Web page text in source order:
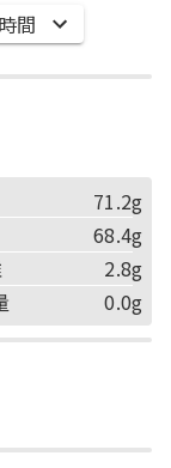
間
71.2g
68.4g
2.8g
0.0g